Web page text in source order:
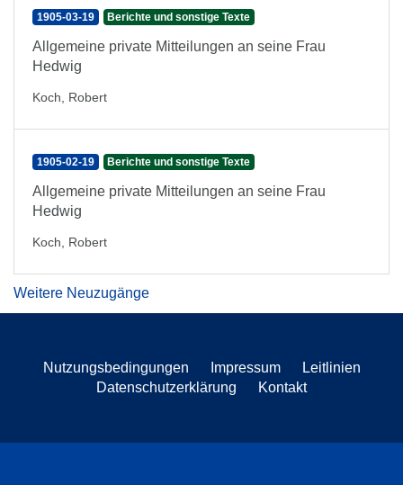
1905-03-19 Berichte und sonstige Texte
Allgemeine private Mitteilungen an seine Frau
Hedwig
Koch, Robert
1905-02-19 Berichte und sonstige Texte
Allgemeine private Mitteilungen an seine Frau
Hedwig
Koch, Robert
Weitere Neuzugänge
Nutzungsbedingungen Impressum
Leitlinien
Datenschutzerklärung
Kontakt